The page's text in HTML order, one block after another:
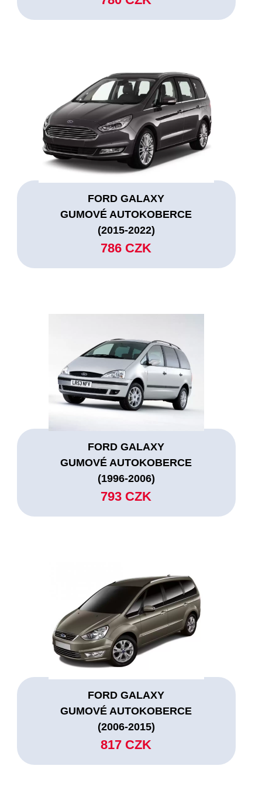
FORD GALAXY
GUMOVÉ AUTOKOBERCE
(2015-2022)
786 CZK
FORD GALAXY
GUMOVÉ AUTOKOBERCE
(1996-2006)
793 CZK
FORD GALAXY
GUMOVÉ AUTOKOBERCE
(2006-2015)
817 CZK